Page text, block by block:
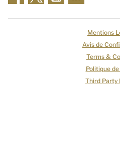
Mentions
Avis de
Terms &
Politique
Third Party